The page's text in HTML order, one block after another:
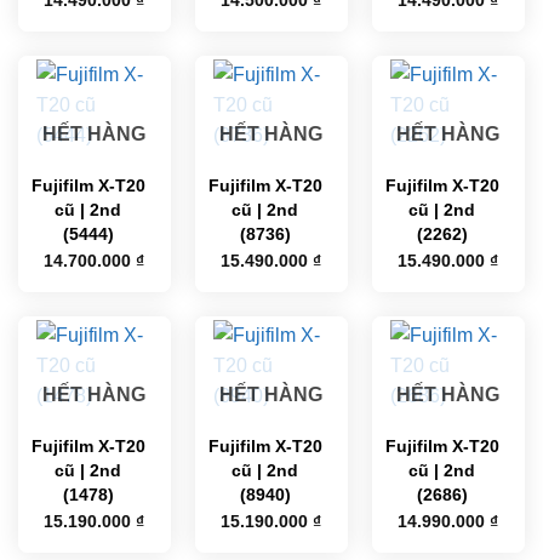
HẾT HÀNG
Fujifilm X-T20
cũ | 2nd
(5444)
14.700.000₫
HẾT HÀNG
Fujifilm X-T20
cũ | 2nd
(8736)
15.490.000₫
HẾT HÀNG
Fujifilm X-T20
cũ | 2nd
(2262)
15.490.000₫
HẾT HÀNG
Fujifilm X-T20
cũ | 2nd
(1478)
15.190.000₫
HẾT HÀNG
Fujifilm X-T20
cũ | 2nd
(8940)
15.190.000₫
HẾT HÀNG
Fujifilm X-T20
cũ | 2nd
(2686)
14.990.000₫